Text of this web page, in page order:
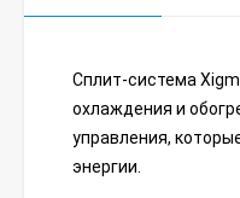
Сплит-система
охлаждения и
управления,
энергии.